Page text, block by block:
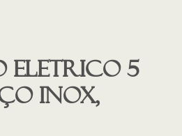
eletrico 5
inox,